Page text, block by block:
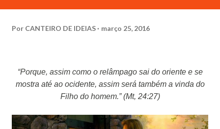
Por CANTEIRO DE IDEIAS março 25, 2016
“Porque, assim como o relâmpago sai do oriente e se
mostra até ao ocidente, assim será também a vinda do
Filho do homem.” (Mt, 24:27)